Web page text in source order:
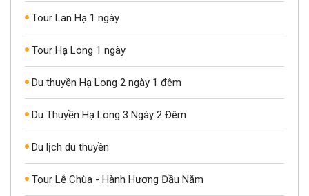
Tour Lan Hạ 1 ngày
Tour Hạ Long 1 ngày
Du thuyền Hạ Long 2 ngày 1 đêm
Du Thuyền Hạ Long 3 Ngày 2 Đêm
Du lịch du thuyền
Tour Lễ Chùa - Hành Hương Đầu Năm